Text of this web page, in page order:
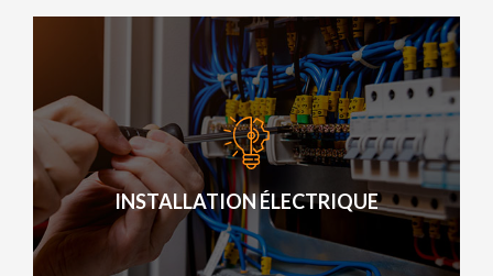
AUTOMATISME INDUSTRIEL
Notre philosophie est de vous proposer une solution
souple et adaptée, en utilisant les outils du numérique et
l’automatisation, pour améliorer votre performance.
EN SAVOIR PLUS
INSTALLATION ÉLECTRIQUE